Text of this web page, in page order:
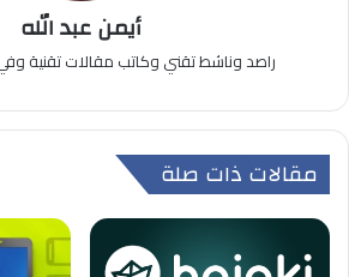
أيمن عبد الله
راصد وناشط تقني وكاتب مقالات تقنية
مقالات ذات صلة